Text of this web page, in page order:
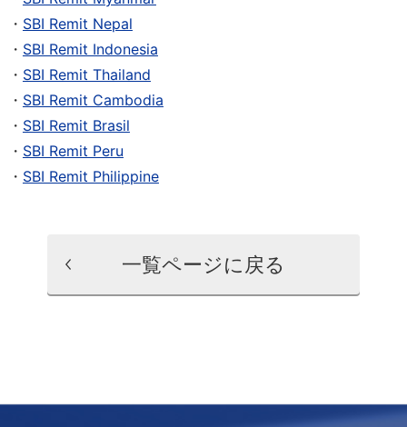
・ SBI Remit Nepal
・ SBI Remit Indonesia
・ SBI Remit Thailand
・ SBI Remit Cambodia
・ SBI Remit Brasil
・ SBI Remit Peru
・ SBI Remit Philippine
一覧ページに戻る